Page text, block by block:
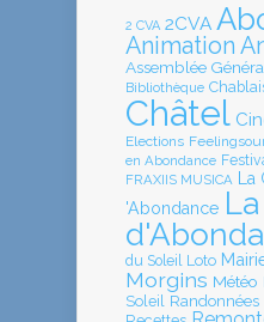
2 CVA 2CVA
Animation
Assemblée
Bibliothèque
Châtel
Elections
en Abondance
FRAXIIS MUSICA
'Abondance
du Soleil Loto
Morgins Météo
Soleil Randonnées